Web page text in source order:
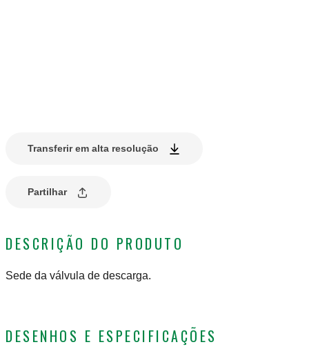
Transferir em alta resolução
Partilhar
DESCRIÇÃO DO PRODUTO
Sede da válvula de descarga.
DESENHOS E ESPECIFICAÇÕES